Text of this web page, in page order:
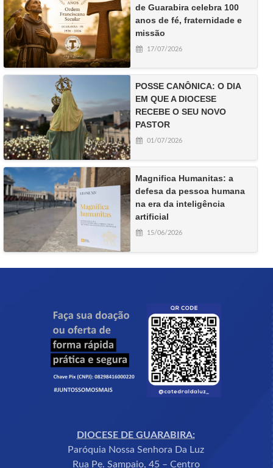
de Guarabira celebra 100
anos de fé, fraternidade e
missão
17/07/2026
POSSE CANÔNICA: O DIA
EM QUE A DIOCESE
RECEBE O SEU NOVO
PASTOR
01/07/2026
Magnifica Humanitas: a
defesa da pessoa humana
na era da inteligência
artificial
15/06/2026
DIOCESE DE GUARABIRA:
Paróquia Nossa Senhora Da Luz
Rua Pe. Sampaio, 45 – Centro